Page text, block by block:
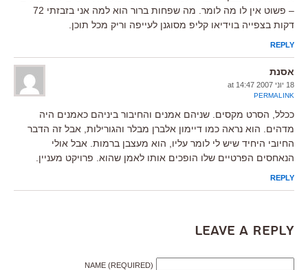
– פשוט אין לו מה לומר. מה שפחות ברור הוא למה אני בזבזתי 72
דקות בצפייה בוידיאו קליפ מסוגנן לעייפה וריק מכל תוכן.
REPLY
אסנת
18 יוני 2007 at 14:47
PERMALINK
ככלל, הסרט מקסים. שניהם אמנים והחיבור ביניהם כאמנים היה
מדהים. הוא נראה כמו דיימון אלברן מבלר והגורילות, אבל זה הדבר
החיובי היחיד שיש לי לומר עליו, הוא מעצבן ברמות. אבל אולי
הנאחסים הפרטיים שלו הופכים אותו לאמן שהוא. פרויקט מעניין.
REPLY
Leave a Reply
NAME (REQUIRED)